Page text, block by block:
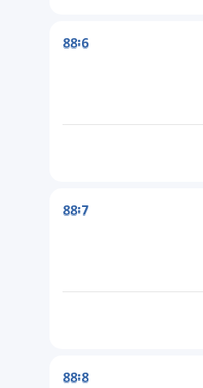
88:6
88:7
88:8